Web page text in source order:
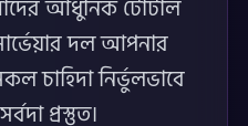
আধুনিক টোটাল
দল আপনার
চাহিদা নির্ভুলভাবে
প্রস্তুত।